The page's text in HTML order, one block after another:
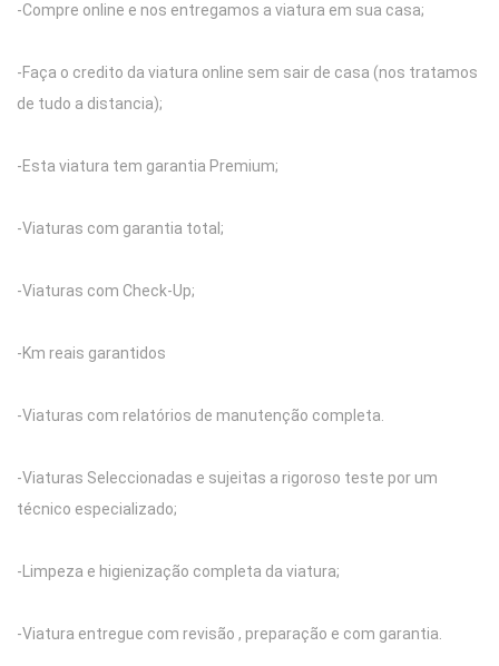
-Compre online e nos entregamos a viatura em sua casa;
-Faça o credito da viatura online sem sair de casa (nos tratamos
de tudo a distancia);
-Esta viatura tem garantia Premium;
-Viaturas com garantia total;
-Viaturas com Check-Up;
-Km reais garantidos
-Viaturas com relatórios de manutenção completa.
-Viaturas Seleccionadas e sujeitas a rigoroso teste por um
técnico especializado;
-Limpeza e higienização completa da viatura;
-Viatura entregue com revisão , preparação e com garantia.